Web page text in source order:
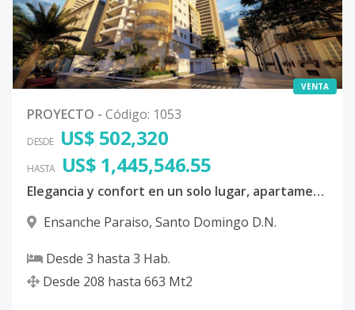
VENTA
PROYECTO - Código: 1053
DESDE US$ 502,320
HASTA US$ 1,445,546.55
Elegancia y confort en un solo lugar, apartamentos, loft y penthouses en una torre moderna.
Ensanche Paraiso, Santo Domingo D.N.
Desde 3 hasta 3 Hab.
Desde 208 hasta 663 Mt2